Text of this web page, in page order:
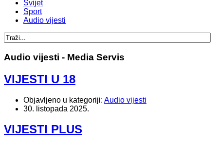
Svijet
Sport
Audio vijesti
Audio vijesti - Media Servis
VIJESTI U 18
Objavljeno u kategoriji: Audio vijesti
30. listopada 2025.
VIJESTI PLUS